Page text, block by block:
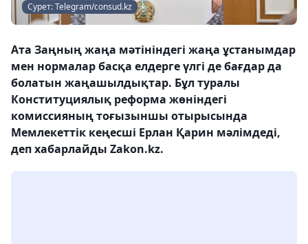
Сурет: Telegram/consud.kz
Ата Заңның жаңа мәтініндегі жаңа ұстанымдар
мен нормалар басқа елдерге үлгі де бағдар да
болатын жаңашылдықтар. Бұл туралы
Конституциялық реформа жөніндегі
комиссияның тоғызыншы отырысында
Мемлекеттік кеңесші Ерлан Қарин мәлімдеді,
деп хабарлайды Zakon.kz.